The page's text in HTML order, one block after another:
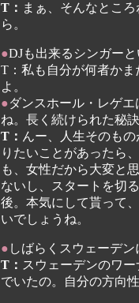
T： まぁ、そんなとこ
ら。
●DJも出来るシンガー
T：私も自分が何者か
よ。
●ダンスホール・レゲ
ね。長く続けられた秘
T： んー、人生そのも
りたいことがあったら
も、女性だから大変と
ないし、スタートを切
後。本気にして貰って
いでしょうね。
● しばらくスウェーデ
T： スウェーデンのワ
でいたの。自分の方向